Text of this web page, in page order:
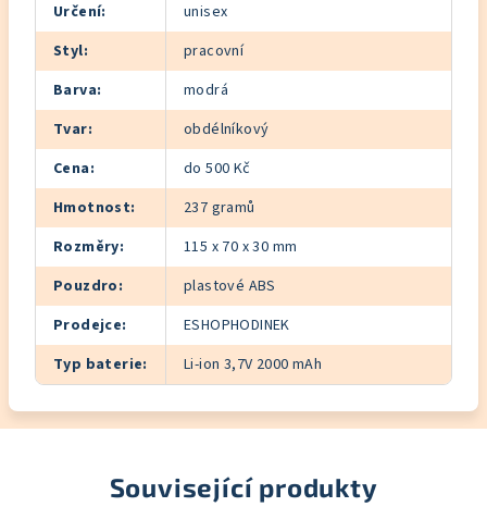
Určení:
unisex
Styl:
pracovní
Barva:
modrá
Tvar:
obdélníkový
Cena:
do 500 Kč
Hmotnost:
237 gramů
Rozměry:
115 x 70 x 30 mm
Pouzdro:
plastové ABS
Prodejce:
ESHOPHODINEK
Typ baterie: Li-ion 3,7V 2000 mAh
Související produkty